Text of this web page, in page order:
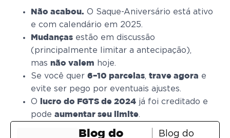
Não acabou. O Saque-Aniversário está ativo
e com calendário em 2025.
Mudanças estão em discussão
(principalmente limitar a antecipação),
mas não valem hoje.
Se você quer 6–10 parcelas, trave agora e
evite ser pego por eventuais ajustes.
O
lucro do FGTS de 2024 já foi creditado e
pode aumentar seu limite.
Blog do Blog do